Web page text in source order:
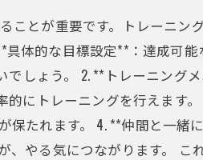
ことが重要です。トレーニン
体的な目標設定**：達成可
しょう。 2. **トレーニング
にトレーニングを行えます。
たれます。 4. **仲間と一緒
やる気につながります。 こ